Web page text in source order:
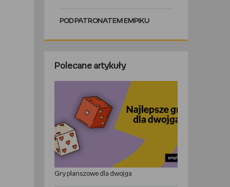
POD PATRONATEM EMPIKU
Polecane artykuły
Gry planszowe dla dwojga